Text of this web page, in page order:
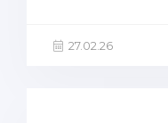
27.02.26